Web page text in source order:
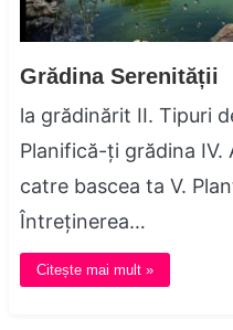
Grădina Serenității
la grădinărit II. Tipuri
Planifică-ți grădina IV.
catre bascea ta V.
Întreținerea…
Citește mai mult »